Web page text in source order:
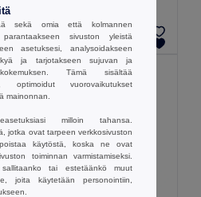
Lisää Ostokoriin
sekä omia että kolmannen
sivuston yleistä
asetuksesi, analysoidakseen
ja tarjotakseen sujuvan ja
Tämä sisältää
optimoidut vuorovaikutukset
mainonnan.
milloin tahansa.
jotka ovat tarpeen verkkosivuston
käytöstä, koska ne ovat
toiminnan varmistamiseksi.
tai estetäänkö muut
joita käytetään personointiin,